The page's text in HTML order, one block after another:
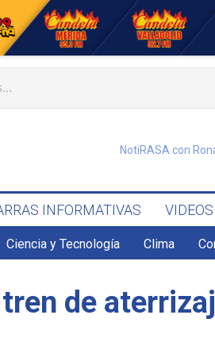
NotiRASA con
INFORMATIVAS VIDEOS
Ciencia y Tecnología Clima
de